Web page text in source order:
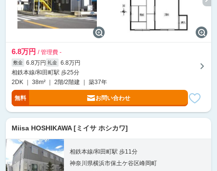
6.8万円 / 管理費 -
敷金 6.8万円 礼金
6.8万円
相鉄本線/和田町駅 歩25分
2DK ｜ 38m² ｜ 2階/2階建 ｜ 築37年
無料 お問い合わせ
Miisa HOSHIKAWA [ミイサ ホシカワ]
相鉄本線/和田町駅 歩11分
神奈川県横浜市保土ケ谷区峰岡町